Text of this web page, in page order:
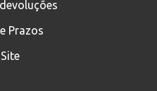
Prazos